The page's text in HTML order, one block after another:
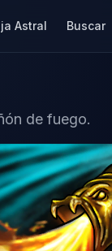
Astral Buscar
de fuego.